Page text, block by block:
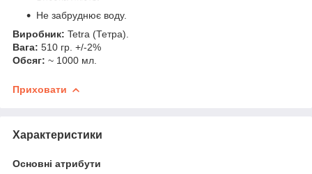
Не забруднює воду.
Виробник: Tetra (Тетра).
Вага: 510 гр. +/-2%
Обсяг: ~ 1000 мл.
Приховати
Характеристики
Основні атрибути